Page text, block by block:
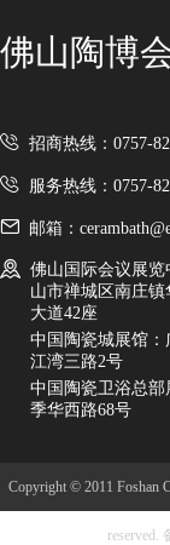
佛山陶博
招商热线：0757-
服务热线：0757-
邮箱：
佛山国际会议展
山市禅城区南庄
大道42座
中国陶瓷城展馆：
江湾三路2号
中国陶瓷卫浴总
季华西路68号
Copyright © 2011 Foshan
reserved.